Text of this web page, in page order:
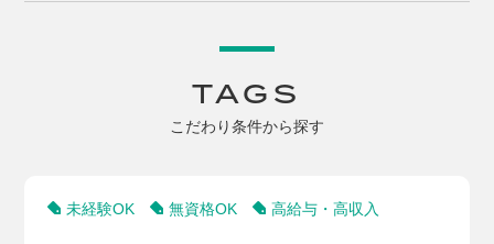
TAGS
こだわり条件から探す
未経験OK 無資格OK 高給与・高収入